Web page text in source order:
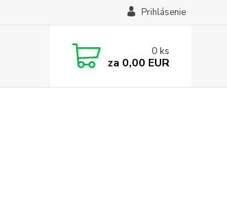
Prihlásenie
0 ks
za 0,00 EUR